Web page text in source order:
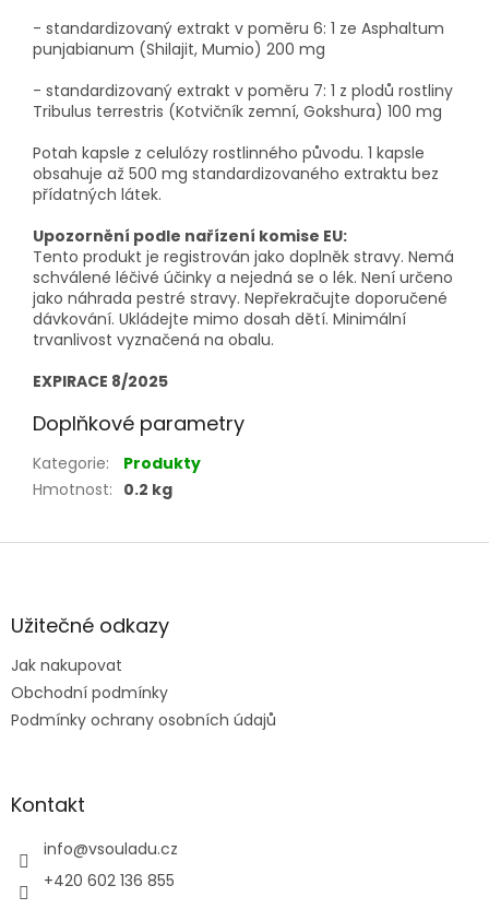
- standardizovaný extrakt v poměru 6: 1 ze Asphaltum
punjabianum (Shilajit, Mumio) 200 mg
- standardizovaný extrakt v poměru 7: 1 z plodů rostliny
Tribulus terrestris (Kotvičník zemní, Gokshura) 100 mg
Potah kapsle z celulózy rostlinného původu. 1 kapsle
obsahuje až 500 mg standardizovaného extraktu bez
přídatných látek.
Upozornění podle nařízení komise EU:
Tento produkt je registrován jako doplněk stravy. Nemá
schválené léčivé účinky a nejedná se o lék. Není určeno
jako náhrada pestré stravy. Nepřekračujte doporučené
dávkování. Ukládejte mimo dosah dětí. Minimální
trvanlivost vyznačená na obalu.
EXPIRACE 8/2025
Doplňkové parametry
Kategorie:
Produkty
Hmotnost: 0.2 kg
Z
aUžitečné odkazy
Jak nakupovat
Obchodní podmínky
Podmínky ochrany osobních údajů
Kontakt
info@vsouladu.cz
+420 602 136 855